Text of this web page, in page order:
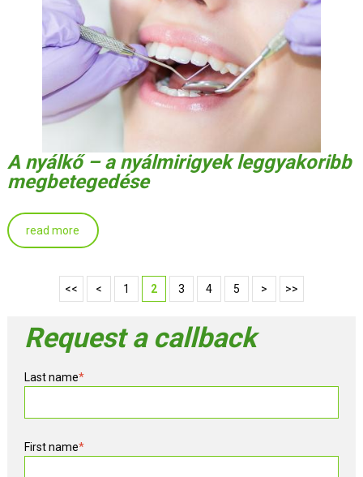
A nyálkő – a nyálmirigyek leggyakoribb
megbetegedése
read more
<< < 1 2 3 4 5 > >>
Request a callback
Last name*
First name*